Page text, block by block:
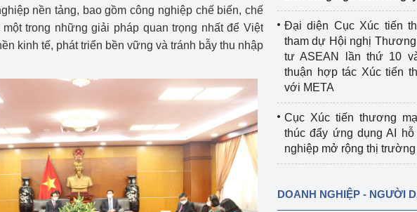
nền tảng, bao gồm công nghiệp chế biến, chế
trong những giải pháp quan trọng nhất để Việt
kinh tế, phát triển bền vững và tránh bẫy thu nhập
Đại diện Cục Xúc tiến
tham dự Hội nghị
tư ASEAN lần thứ 10
thuận hợp tác Xúc tiến
với META
Cục Xúc tiến thương
thúc đẩy ứng dụng AI hỗ
nghiệp mở rộng thị trường
DOANH NGHIỆP - NGƯỜI